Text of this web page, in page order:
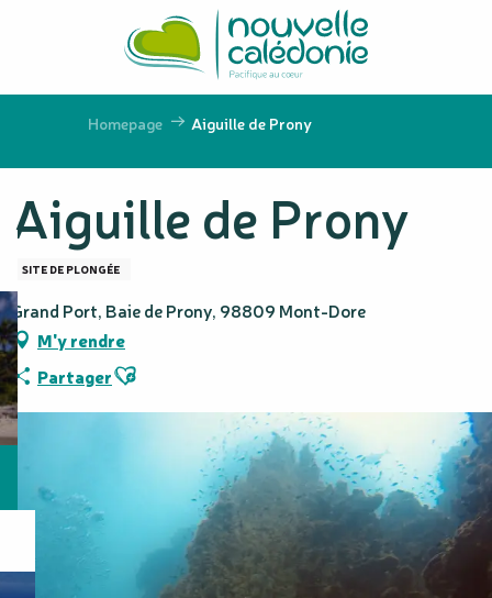
principal
Homepage Aiguille de Prony
Aiguille de Prony
SITE DE PLONGÉE
Grand Port, Baie de Prony, 98809 Mont-Dore
M'y rendre
PartagerAjouter aux favoris